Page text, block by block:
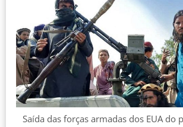
Saída das forças armadas dos EUA do